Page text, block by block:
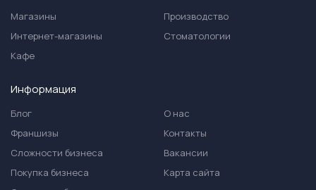
Магазины
Интернет-магазины
Кафе
Производство
Стоматологии
Информация
Блог
Франшизы
Сложности бизнеса
Покупка бизнеса
О нас
Контакты
Вакансии
Карта сайта